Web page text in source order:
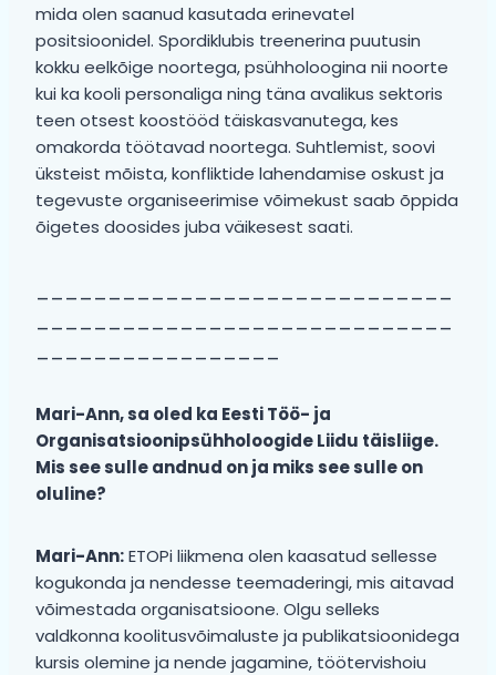
mida olen saanud kasutada erinevatel
positsioonidel. Spordiklubis treenerina puutusin
kokku eelkõige noortega, psühholoogina nii noorte
kui ka kooli personaliga ning täna avalikus sektoris
teen otsest koostööd täiskasvanutega, kes
omakorda töötavad noortega. Suhtlemist, soovi
üksteist mõista, konfliktide lahendamise oskust ja
tegevuste organiseerimise võimekust saab õppida
õigetes doosides juba väikesest saati.
Mari-Ann, sa oled ka Eesti Töö- ja
Organisatsioonipsühholoogide Liidu täisliige.
Mis see sulle andnud on ja miks see sulle on
oluline?
Mari-Ann:ETOPi liikmena olen kaasatud sellesse
kogukonda ja nendesse teemaderingi, mis aitavad
võimestada organisatsioone. Olgu selleks
valdkonna koolitusvõimaluste ja publikatsioonidega
kursis olemine ja nende jagamine, töötervishoiu